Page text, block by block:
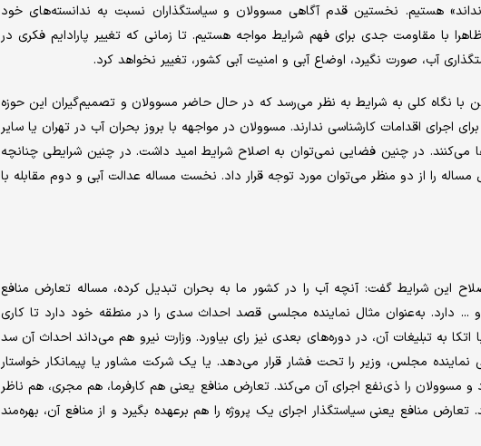
هستیم. نخستین قدم آگاهی مسوولان و سیاستگذاران نسبت به ندانسته‌های خود
با مقاومت جدی برای فهم شرایط مواجه هستیم. تا زمانی که تغییر پارادایم فکری در
آب، صورت نگیرد، اوضاع آبی و امنیت آبی کشور، تغییر نخواهد کرد.
با نگاه کلی به شرایط به نظر می‌رسد که در حال حاضر مسوولان و تصمیم‌گیران این حوزه
اجرای اقدامات کارشناسی ندارند. مسوولان در مواجهه با بروز بحران آب در تهران یا سایر
می‌کنند. در چنین فضایی نمی‌توان به اصلاح شرایط امید داشت. در چنین شرایطی چنانچه
مساله را از دو منظر می‌توان مورد توجه قرار داد. نخست مساله عدالت آبی و دوم مقابله با
این شرایط گفت: آنچه آب را در کشور ما به بحران تبدیل کرده، مساله تعارض منافع
... دارد. به‌عنوان مثال نماینده مجلسی قصد احداث سدی را در منطقه خود دارد تا کاری
اتکا به تبلیغات آن، در دوره‌های بعدی نیز رای بیاورد. وزارت نیرو هم می‌داند احداث آن سد
مجلس، وزیر را تحت فشار قرار می‌دهد. یا یک شرکت مشاور یا پیمانکار خواستار
مسوولان را ذی‌نفع اجرای آن می‌کند. تعارض منافع یعنی هم کارفرما، هم مجری، هم ناظر
منافع یعنی سیاستگذار اجرای یک پروژه را هم برعهده بگیرد و از منافع آن، بهره‌مند